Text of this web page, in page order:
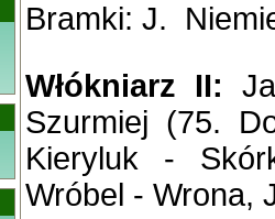
Bramki: J.
Włókniarz II:
Szurmiej (75.
Kieryluk -
Wróbel - Wrona,